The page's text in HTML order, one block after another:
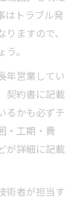
はトラブル発
ますので、
。
年営業してい
契約書に記載
るかも必ずチ
・工期・費
が詳細に記載
術者が担当す